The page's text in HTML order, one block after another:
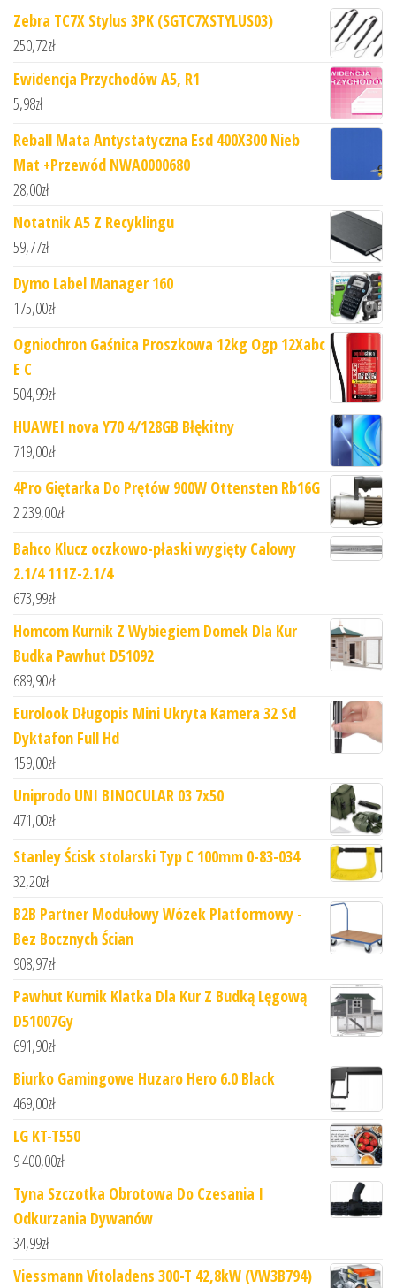
Zebra TC7X Stylus 3PK (SGTC7XSTYLUS03)
250,72zł
Ewidencja Przychodów A5, R1
5,98zł
Reball Mata Antystatyczna Esd 400X300 Nieb
Mat +Przewód NWA0000680
28,00zł
Notatnik A5 Z Recyklingu
59,77zł
Dymo Label Manager 160
175,00zł
Ogniochron Gaśnica Proszkowa 12kg Ogp 12Xabc
E C
504,99zł
HUAWEI nova Y70 4/128GB Błękitny
719,00zł
4Pro Giętarka Do Prętów 900W Ottensten Rb16G
2 239,00zł
Bahco Klucz oczkowo-płaski wygięty Calowy
2.1/4 111Z-2.1/4
673,99zł
Homcom Kurnik Z Wybiegiem Domek Dla Kur
Budka Pawhut D51092
689,90zł
Eurolook Długopis Mini Ukryta Kamera 32 Sd
Dyktafon Full Hd
159,00zł
Uniprodo UNI BINOCULAR 03 7x50
471,00zł
Stanley Ścisk stolarski Typ C 100mm 0-83-034
32,20zł
B2B Partner Modułowy Wózek Platformowy -
Bez Bocznych Ścian
908,97zł
Pawhut Kurnik Klatka Dla Kur Z Budką Lęgową
D51007Gy
691,90zł
Biurko Gamingowe Huzaro Hero 6.0 Black
469,00zł
LG KT-T550
9 400,00zł
Tyna Szczotka Obrotowa Do Czesania I
Odkurzania Dywanów
34,99zł
Viessmann Vitoladens 300-T 42,8kW (VW3B794)